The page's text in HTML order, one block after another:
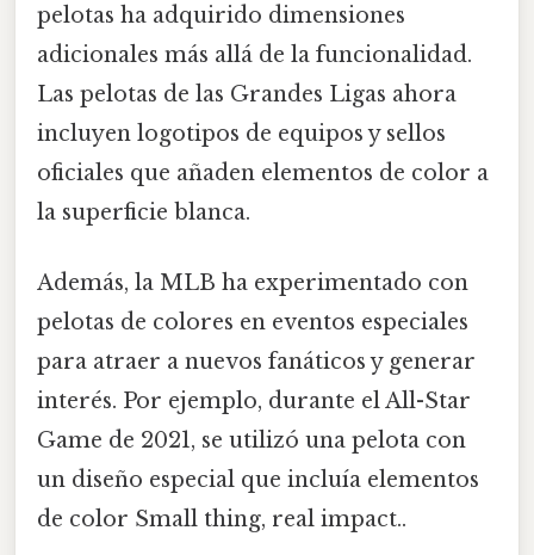
pelotas ha adquirido dimensiones
adicionales más allá de la funcionalidad.
Las pelotas de las Grandes Ligas ahora
incluyen logotipos de equipos y sellos
oficiales que añaden elementos de color a
la superficie blanca.
Además, la MLB ha experimentado con
pelotas de colores en eventos especiales
para atraer a nuevos fanáticos y generar
interés. Por ejemplo, durante el All-Star
Game de 2021, se utilizó una pelota con
un diseño especial que incluía elementos
de color Small thing, real impact..